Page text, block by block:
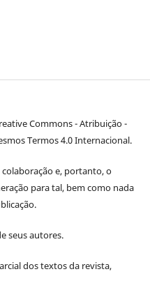
Commons - Atribuição -
Termos 4.0 Internacional.
e, portanto, o
para tal, bem como nada
seus autores.
dos textos da revista,